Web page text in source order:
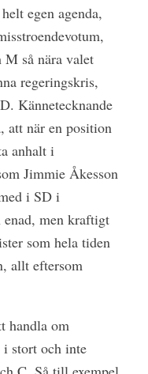
egen agenda,
så nära valet
regeringskris,
Kännetecknande
att när en position
anhalt i
Jimmie Åkesson
i SD i
men kraftigt
som hela tiden
allt eftersom
handla om
stort och inte